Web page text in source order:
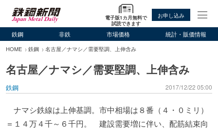
電子版1カ月無料で
試読できます
お申し込み
鉄鋼 非鉄 市場価格 統計・販価情報
HOME 鉄鋼 名古屋／ナマシ／需要堅調、上伸含み
名古屋／ナマシ／需要堅調、上伸含み
鉄鋼 2017/12/22 05:00
ナマシ鉄線は上伸基調。市中相場は８番（４・０ミリ）
＝１４万４千～６千円。 建設需要増に伴い、配筋結束向